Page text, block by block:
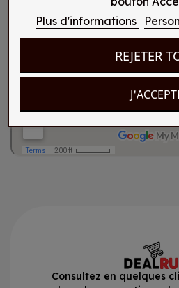
Plus d'informations
REJETER
Consultez en quelques